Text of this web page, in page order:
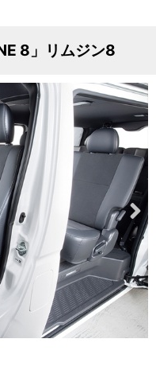
8」リムジン8